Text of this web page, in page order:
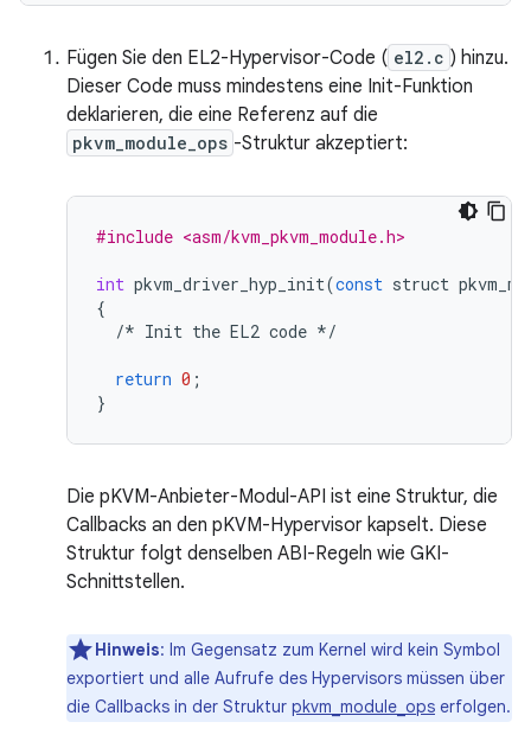
Fügen Sie den EL2-Hypervisor-Code ( el2.c ) hinzu.
Dieser Code muss mindestens eine Init-Funktion
deklarieren, die eine Referenz auf die
pkvm_module_ops -Struktur akzeptiert:
#include <asm/kvm_pkvm_module.h>
int pkvm_driver_hyp_init(const struct
{
/* Init the EL2 code */
return 0 ;
}
Die pKVM-Anbieter-Modul-API ist eine Struktur, die
Callbacks an den pKVM-Hypervisor kapselt. Diese
Struktur folgt denselben ABI-Regeln wie GKI-
Schnittstellen.
Hinweis: Im Gegensatz zum Kernel wird kein Symbol
exportiert und alle Aufrufe des Hypervisors müssen über
die Callbacks in der Struktur pkvm_module_ops erfolgen.